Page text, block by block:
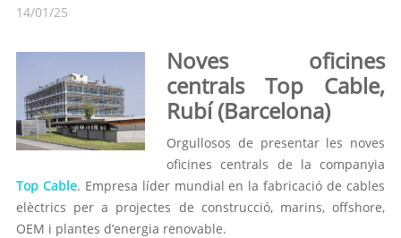
14/01/25
Noves oficines
centrals Top Cable,
Rubí (Barcelona)
Orgullosos de presentar les noves
oficines centrals de la companyia
Top Cable. Empresa líder mundial en la fabricació de cables
elèctrics per a projectes de construcció, marins, offshore,
OEM i plantes d’energia renovable.